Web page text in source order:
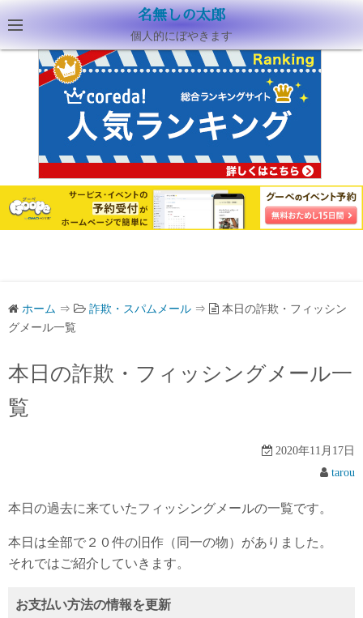
名無しの太郎
個人的にぼやきます
ホーム ⇒ 詐欺・スパムメール ⇒
本日の詐欺・フィッシン
グメール一覧
本日の詐欺・フィッシングメール一
覧
2020年11月17日
tarou
本日の過去に来ていたフィッシングメールの一覧です。
本日は全部で２０件の旧作（同一の物）がありました。
それではご紹介していきます。
お支払い方法の情報を更新